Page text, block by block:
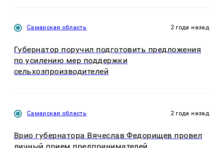
Самарская область 2 года назад
Губернатор поручил подготовить предложения
по усилению мер поддержки
сельхозпроизводителей
Самарская область 2 года назад
Врио губернатора Вячеслав Федорищев провел